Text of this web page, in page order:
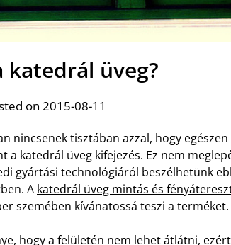
katedrál üveg?
on 2015-08-11
nincsenek tisztában azzal, hogy
a katedrál üveg kifejezés. Ez nem
gyártási technológiáról beszélhetünk
A katedrál üveg mintás és
szemében kívánatossá teszi a terméket.
hogy a felületén nem lehet átlátni,